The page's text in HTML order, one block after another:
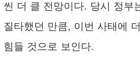
씬 더 클 전망이다. 당시 정부
질타했던 만큼, 이번 사태에
힘들 것으로 보인다.